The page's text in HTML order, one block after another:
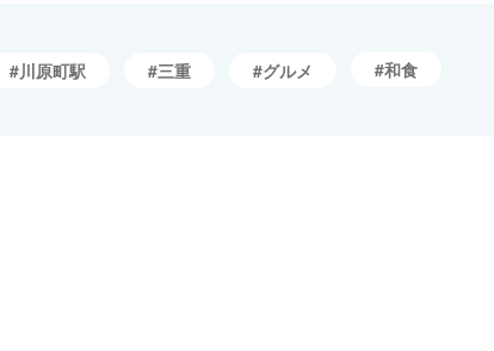
川原町駅 三重 グルメ 和食